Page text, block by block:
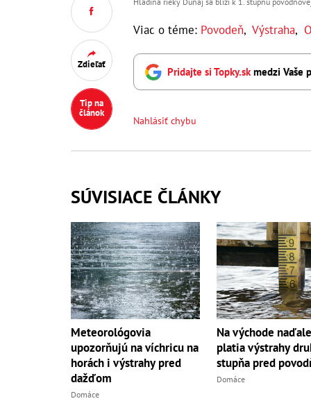
Zdieľať
Tip na
článok
Viac o téme: Povodeň, Výstraha,
Pridajte si Topky.skmedzi Vaše
Nahlásiť chybu
SÚVISIACE ČLÁNKY
Meteorológovia
upozorňujú na víchricu na
horách i výstrahy pred
dažďom
Domáce
Na východe
platia výstrahy
stupňa pred
Domáce